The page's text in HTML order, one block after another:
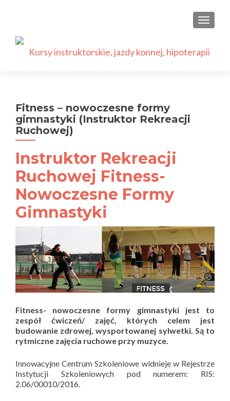
Fitness – nowoczesne formy
gimnastyki (Instruktor Rekreacji
Ruchowej)
Instruktor Rekreacji
Ruchowej Fitness-
Nowoczesne Formy
Gimnastyki
Fitness- nowoczesne formy gimnastyki jest to
zespół ćwiczeń/ zajęć, których celem jest
budowanie zdrowej, wysportowanej sylwetki. Są to
rytmiczne zajęcia ruchowe przy muzyce.
Innowacyjne Centrum Szkoleniowe widnieje w Rejestrze
Instytucji Szkoleniowych pod numerem: RIS:
2.06/00010/2016.